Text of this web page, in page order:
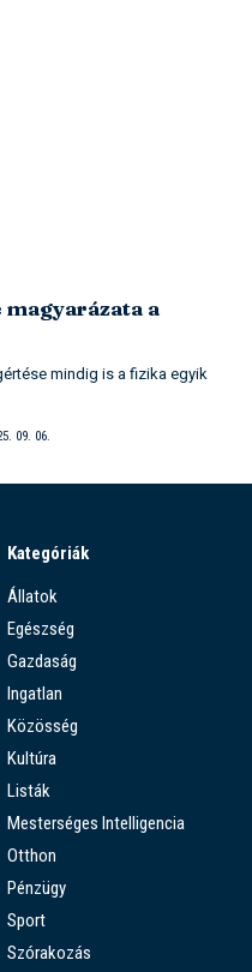
magyarázata a
mindig is a fizika egyik
09. 06.
Kategóriák
Állatok
Egészség
Gazdaság
Ingatlan
Közösség
Kultúra
Listák
Mesterséges Intelligencia
Otthon
Pénzügy
Sport
Szórakozás